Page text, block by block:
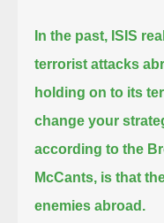
In the past, ISIS
terrorist attacks
holding on to its
change your
according to the
McCants, is that
enemies abroad.